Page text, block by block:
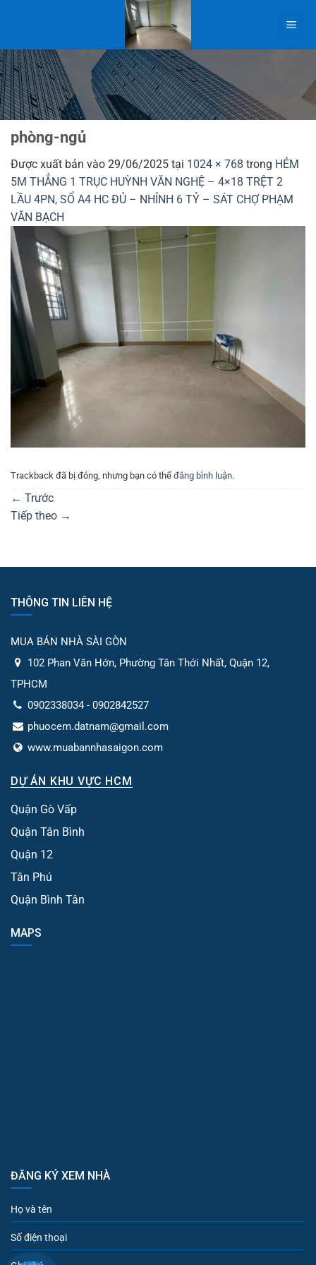
dung
phòng-ngủ
Được xuất bản vào 29/06/2025 tại 1024 × 768 trong HẺM
5M THẲNG 1 TRỤC HUỲNH VĂN NGHỆ – 4×18 TRỆT 2
LẦU 4PN, SỔ A4 HC ĐỦ – NHỈNH 6 TỶ – SÁT CHỢ PHẠM
VĂN BẠCH
Trackback đã bị đóng, nhưng bạn có thể đăng bình luận.
← Trước
Tiếp theo →
THÔNG TIN LIÊN HỆ
MUA BÁN NHÀ SÀI GÒN
102 Phan Văn Hớn, Phường Tân Thới Nhất, Quận 12,
TPHCM
0902338034 - 0902842527
phuocem.datnam@gmail.com
www.muabannhasaigon.com
DỰ ÁN KHU VỰC HCM
Quận Gò Vấp
Quận Tân Bình
Quận 12
Tân Phú
Quận Bình Tân
MAPS
ĐĂNG KÝ XEM NHÀ